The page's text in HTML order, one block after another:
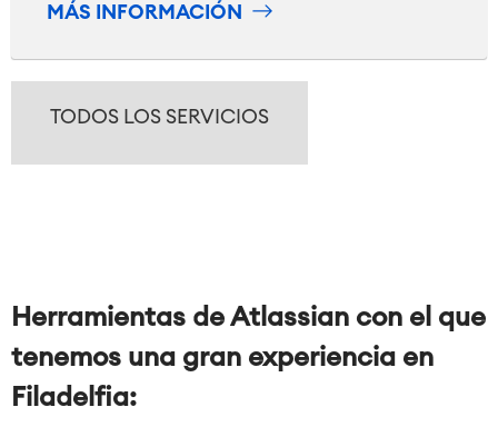
MÁS INFORMACIÓN
TODOS LOS SERVICIOS
Herramientas de Atlassian con el que
tenemos una gran experiencia en
Filadelfia: